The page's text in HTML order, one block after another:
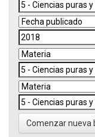
Comenzar nueva